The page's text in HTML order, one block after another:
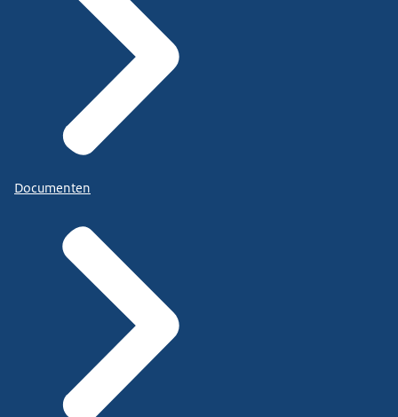
Documenten